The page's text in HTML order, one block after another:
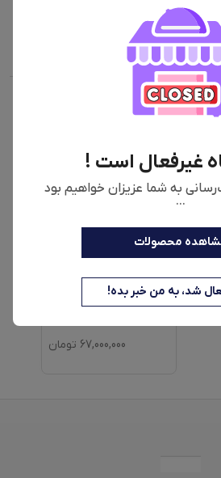
غیرفعال است !
به شما عزیزان خواهیم بود
...
محصولات
شد، به من خبر بده!
جارو شارژی هوشمند
شیائومی مدل
w10truclean pro
67,000,000 تومان